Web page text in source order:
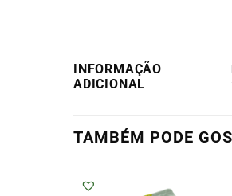
INFORMAÇÃO
ADICIONAL
TAMBÉM PODE